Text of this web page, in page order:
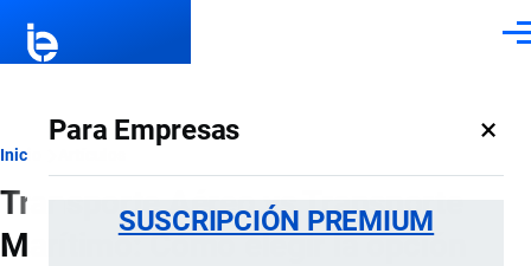
Para Empresas ×
SUSCRIPCIÓN PREMIUM
Ruta
de
navegación
Inicio
Transporte Aéreo vs Transporte
Marítimo: Cómo elegir la opción